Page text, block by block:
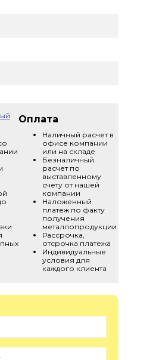
Оплата
Наличный расчет в
офисе компании
или на складе
Безналичный
расчет по
выставленному
счету от нашей
компании
Наложенный
платеж по факту
получения
металлопродукции
Рассрочка,
отсрочка платежа
Индивидуальные
условия для
каждого клиента